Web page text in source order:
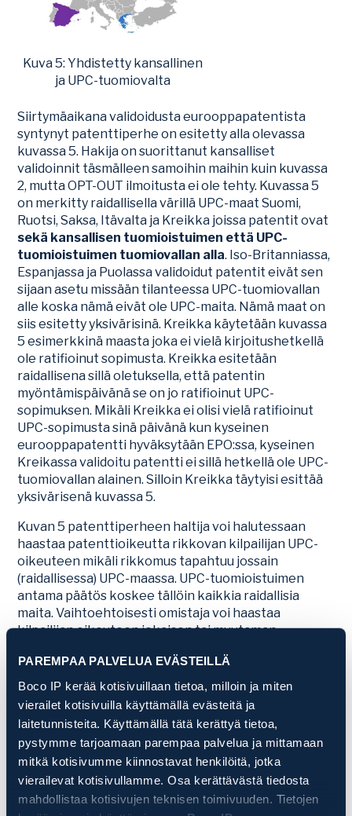
PAREMPAA PALVELUA EVÄSTEILLÄ
Boco IP kerää kotisivuillaan tietoa, milloin ja miten
vierailet kotisivuilla käyttämällä evästeitä ja
laitetunnisteita. Käyttämällä tätä kerättyä tietoa,
pystymme tarjoamaan parempaa palvelua ja mittamaan
mitkä kotisivumme kiinnostavat henkilöitä, jotka
vierailevat kotisivullamme. Osa kerättävästä tiedosta
mahdollistaa kotisivujen teknisen toimivuuden. Tietojen
Kuva 5: Yhdistetty kansallinen
ja UPC-tuomiovalta
Siirtymäaikana validoidusta eurooppapatentista
syntynyt patenttiperhe on esitetty alla olevassa
kuvassa 5. Hakija on suorittanut kansalliset
validoinnit täsmälleen samoihin maihin kuin kuvassa
2, mutta OPT-OUT ilmoitusta ei ole tehty. Kuvassa 5
on merkitty raidallisella värillä UPC-maat Suomi,
Ruotsi, Saksa, Itävalta ja Kreikka joissa patentit ovat
sekä kansallisen tuomioistuimen että UPC-
tuomioistuimen tuomiovallan alla. Iso-Britanniassa,
Espanjassa ja Puolassa validoidut patentit eivät sen
sijaan asetu missään tilanteessa UPC-tuomiovallan
alle koska nämä eivät ole UPC-maita. Nämä maat on
siis esitetty yksivärisinä. Kreikka käytetään kuvassa
5 esimerkkinä maasta joka ei vielä kirjoitushetkellä
ole ratifioinut sopimusta. Kreikka esitetään
raidallisena sillä oletuksella, että patentin
myöntämispäivänä se on jo ratifioinut UPC-
sopimuksen. Mikäli Kreikka ei olisi vielä ratifioinut
UPC-sopimusta sinä päivänä kun kyseinen
eurooppapatentti hyväksytään EPO:ssa, kyseinen
Kreikassa validoitu patentti ei sillä hetkellä ole UPC-
tuomiovallan alainen. Silloin Kreikka täytyisi esittää
yksivärisenä kuvassa 5.
Kuvan 5 patenttiperheen haltija voi halutessaan
haastaa patenttioikeutta rikkovan kilpailijan UPC-
oikeuteen mikäli rikkomus tapahtuu jossain
(raidallisessa) UPC-maassa. UPC-tuomioistuimen
antama päätös koskee tällöin kaikkia raidallisia
maita. Vaihtoehtoisesti omistaja voi haastaa
kilpailijan oikeuteen jokaisen tai muutaman
päätös on silloin voimassa vain tässä maassa.
Vastaavasti kilpailija joka haluaa mitätöidä kuvan 5
patenttiperheen voi raidallisten UPC-maiden osalta
hoitaa kaikki maat kerralla jättämällä kanteen UPC-
tuomioistuimeen, tai sitten pyrkiä kaatamaan ne
yksitellen kansallisilla kanteilla. Patenttiperheen
omistajalla tai kilpailijalla ei sen sijaan ole mitään
valinnan varaa Iso-Britannian, Espanjan ja Puolan
osalta: vain kansalliset oikeustoimet ovat täällä